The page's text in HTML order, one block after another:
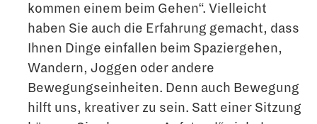
kommen einem beim Gehen“. Vielleicht
haben Sie auch die Erfahrung gemacht, dass
Ihnen Dinge einfallen beim Spaziergehen,
Wandern, Joggen oder andere
Bewegungseinheiten. Denn auch Bewegung
hilft uns, kreativer zu sein. Satt einer Sitzung